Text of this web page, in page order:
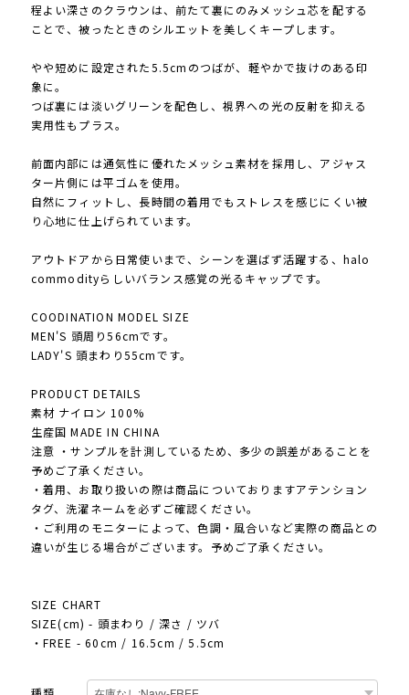
程よい深さのクラウンは、前たて裏にのみメッシュ芯を配する
ことで、被ったときのシルエットを美しくキープします。
やや短めに設定された5.5cmのつばが、軽やかで抜けのある印
象に。
つば裏には淡いグリーンを配色し、視界への光の反射を抑える
実用性もプラス。
前面内部には通気性に優れたメッシュ素材を採用し、アジャス
ター片側には平ゴムを使用。
自然にフィットし、長時間の着用でもストレスを感じにくい被
り心地に仕上げられています。
アウトドアから日常使いまで、シーンを選ばず活躍する、halo
commodityらしいバランス感覚の光るキャップです。
COODINATION MODEL SIZE
MEN'S 頭周り56cmです。
LADY'S 頭まわり55cmです。
PRODUCT DETAILS
素材 ナイロン 100%
生産国 MADE IN CHINA
注意 ・サンプルを計測しているため、多少の誤差があることを
予めご了承ください。
・着用、お取り扱いの際は商品についておりますアテンション
タグ、洗濯ネームを必ずご確認ください。
・ご利用のモニターによって、色調・風合いなど実際の商品との
違いが生じる場合がございます。予めご了承ください。
SIZE CHART
SIZE(cm) - 頭まわり / 深さ / ツバ
・FREE - 60cm / 16.5cm / 5.5cm